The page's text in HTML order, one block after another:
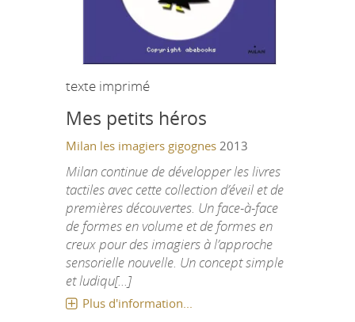
texte imprimé
Mes petits héros
Milan les imagiers gigognes 2013
Milan continue de développer les livres
tactiles avec cette collection d’éveil et de
premières découvertes. Un face-à-face
de formes en volume et de formes en
creux pour des imagiers à l’approche
sensorielle nouvelle. Un concept simple
et ludiqu[...]
Plus d'information...